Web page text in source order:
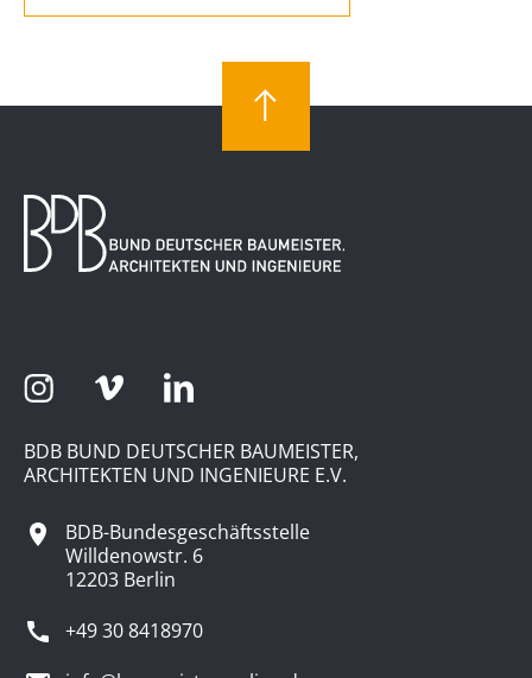
BDB BUND DEUTSCHER BAUMEISTER,
ARCHITEKTEN UND INGENIEURE E.V.
BDB-Bundesgeschäftsstelle
Willdenowstr. 6
12203 Berlin
+49 30 8418970